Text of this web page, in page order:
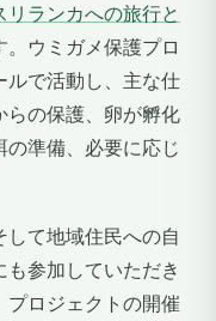
リランカへの旅行と
ウミガメ保護プロ
ルで活動し、主な仕
らの保護、卵が孵化
の準備、必要に応じ
して地域住民への自
参加していただき
プロジェクトの開催